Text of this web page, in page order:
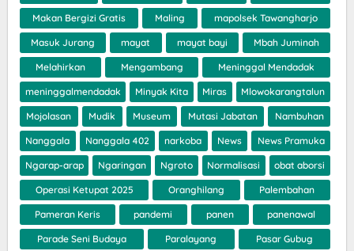
Makan Bergizi Gratis Maling mapolsek Tawangharjo
Masuk Jurang mayat mayat bayi Mbah Juminah
Melahirkan Mengambang Meninggal Mendadak
meninggalmendadak Minyak Kita Miras Mlowokarangtalun
Mojolasan Mudik Museum Mutasi Jabatan Nambuhan
Nanggala Nanggala 402 narkoba News News Pramuka
Ngarap-arap Ngaringan Ngroto Normalisasi obat aborsi
Operasi Ketupat 2025 Oranghilang Palembahan
Pameran Keris pandemi panen panenawal
Parade Seni Budaya Paralayang Pasar Gubug